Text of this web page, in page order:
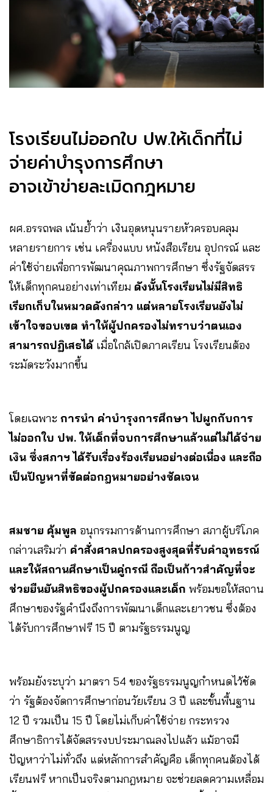
โรงเรียนไม่ออกใบ ปพ.ให้เด็กที่ไม่
จ่ายค่าบำรุงการศึกษา
อาจเข้าข่ายละเมิดกฎหมาย
ผศ.อรรถพล เน้นย้ำว่า เงินอุดหนุนรายหัวครอบคลุม
หลายรายการ เช่น เครื่องแบบ หนังสือเรียน อุปกรณ์ และ
ค่าใช้จ่ายเพื่อการพัฒนาคุณภาพการศึกษา ซึ่งรัฐจัดสรร
ให้เด็กทุกคนอย่างเท่าเทียม ดังนั้นโรงเรียนไม่มีสิทธิ
เรียกเก็บในหมวดดังกล่าว แต่หลายโรงเรียนยังไม่
เข้าใจขอบเขต ทำให้ผู้ปกครองไม่ทราบว่าตนเอง
สามารถปฏิเสธได้ เมื่อใกล้เปิดภาคเรียน โรงเรียนต้อง
ระมัดระวังมากขึ้น
โดยเฉพาะ การนำ ค่าบำรุงการศึกษา ไปผูกกับการ
ไม่ออกใบ ปพ. ให้เด็กที่จบการศึกษาแล้วแต่ไม่ได้จ่าย
เงิน ซึ่งสภาฯ ได้รับเรื่องร้องเรียนอย่างต่อเนื่อง และถือ
เป็นปัญหาที่ขัดต่อกฎหมายอย่างชัดเจน
สมชาย คุ้มพูล อนุกรรมการด้านการศึกษา สภาผู้บริโภค
กล่าวเสริมว่า คำสั่งศาลปกครองสูงสุดที่รับคำอุทธรณ์
และให้สถานศึกษาเป็นคู่กรณี ถือเป็นก้าวสำคัญที่จะ
ช่วยยืนยันสิทธิของผู้ปกครองและเด็ก พร้อมขอให้สถาน
ศึกษาของรัฐคำนึงถึงการพัฒนาเด็กและเยาวชน ซึ่งต้อง
ได้รับการศึกษาฟรี 15 ปี ตามรัฐธรรมนูญ
พร้อมยังระบุว่า มาตรา 54 ของรัฐธรรมนูญกำหนดไว้ชัด
ว่า รัฐต้องจัดการศึกษาก่อนวัยเรียน 3 ปี และขั้นพื้นฐาน
12 ปี รวมเป็น 15 ปี โดยไม่เก็บค่าใช้จ่าย กระทรวง
ศึกษาธิการได้จัดสรรงบประมาณลงไปแล้ว แม้อาจมี
ปัญหาว่าไม่ทั่วถึง แต่หลักการสำคัญคือ เด็กทุกคนต้องได้
เรียนฟรี หากเป็นจริงตามกฎหมาย จะช่วยลดความเหลื่อม